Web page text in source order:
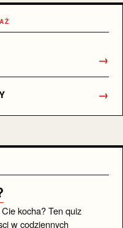
→
→
kocha? Ten quiz
w codziennych